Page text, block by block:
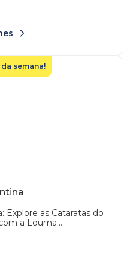
semana!
Explore as Cataratas do
a Louma...